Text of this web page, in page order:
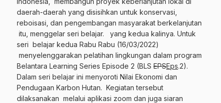
daerah-daerah yang disisihkan untuk konservasi,
reboisasi, dan pengembangan masyarakat berkelanjutan
itu, menggelar seri belajar. yang kedua kalinya. Untuk
seri belajar kedua Rabu Rabu (16/03/2022)
menyelenggarakan pelatihan lingkungan dalam program
Belantara Learning Series Episode 2 (BLS EPSEps.2).
Dalam seri belajar ini menyoroti Nilai Ekonomi dan
Pendugaan Karbon Hutan. Kegiatan tersebut
dilaksanakan melalui aplikasi zoom dan juga siaran